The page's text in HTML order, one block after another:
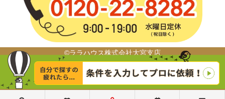
©ララハウス株式会社大宮支店